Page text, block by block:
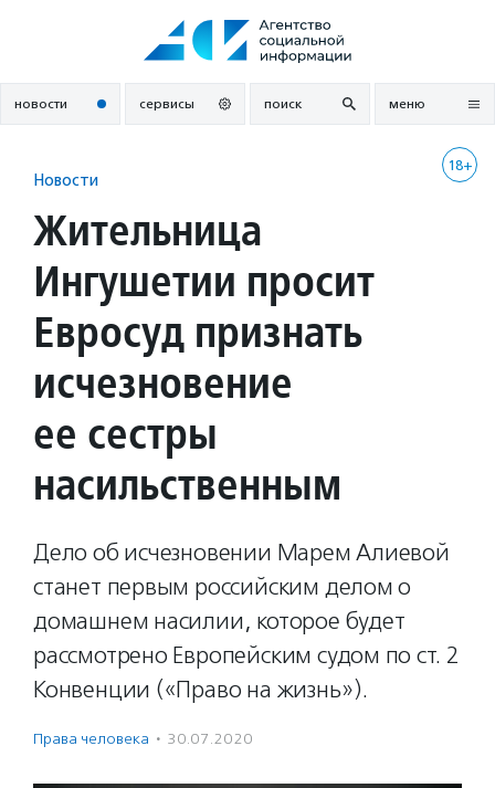
новости сервисы поиск меню
18+
Новости
Жительница
Ингушетии просит
Евросуд признать
исчезновение
ее сестры
насильственным
Дело об исчезновении Марем Алиевой
станет первым российским делом о
домашнем насилии, которое будет
рассмотрено Европейским судом по ст. 2
Конвенции («Право на жизнь»).
Права человека · 30.07.2020